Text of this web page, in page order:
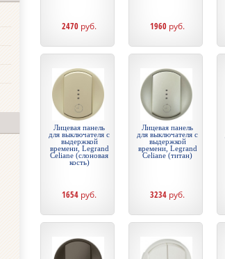
2470 руб. 1960 руб.
Лицевая панель
для выключателя с
выдержкой
времени, Legrand
Celiane (слоновая
кость)
1654 руб.
Лицевая панель
для выключателя с
выдержкой
времени, Legrand
Celiane (титан)
3234 руб.